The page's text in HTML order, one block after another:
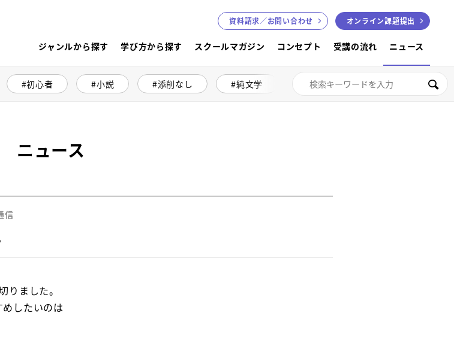
ジャンルから探す 学び方から探す スクールマガジン コンセプト 受講の流れ ニュース
資料請求／お問い合わせ オンライン課題提出
初心者 小説 添削なし 純文学 絵本講座 色鉛筆画
ニュース
信
りました。
したいのは